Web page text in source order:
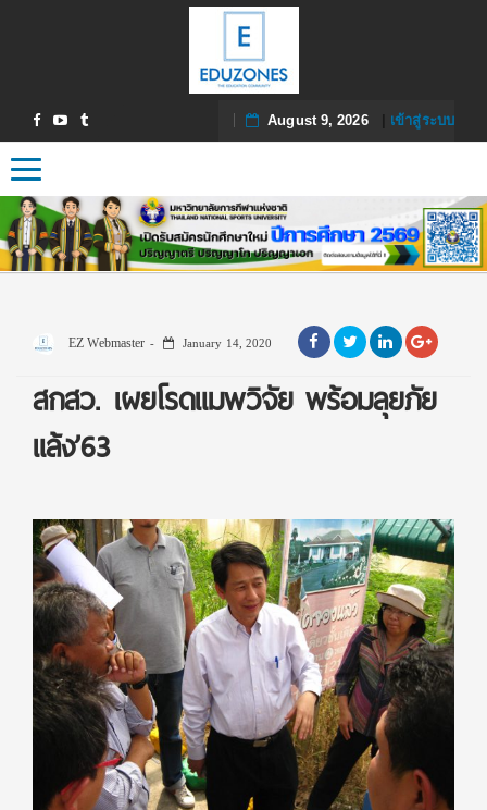
August 9, 2026| เข้าสู่ระบบ
Toggle navigation
EZ Webmaster January 14, 2020
สกสว. เผยโรดแมพวิจัย พร้อมลุยภัย
แล้ง’63